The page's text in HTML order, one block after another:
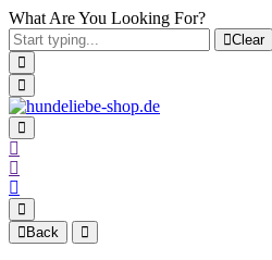
What Are You Looking For?
Clear
Back